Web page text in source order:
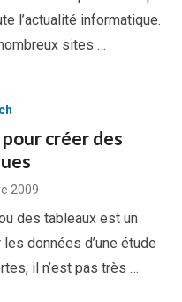
l’actualité informatique.
sites …
créer des
2009
des tableaux est un
données d’une étude
il n’est pas très …